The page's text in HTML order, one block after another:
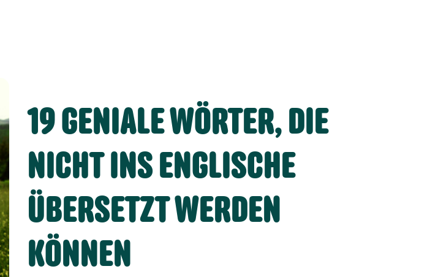
19 GENIALE WÖRTER, DIE
NICHT INS ENGLISCHE
ÜBERSETZT WERDEN
KÖNNEN